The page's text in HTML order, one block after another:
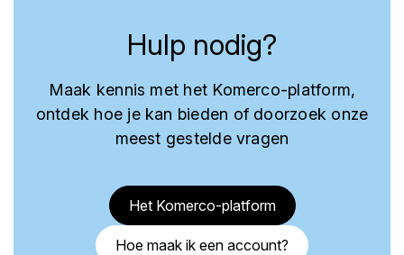
Hulp nodig?
Maak kennis met het Komerco-platform,
ontdek hoe je kan bieden of doorzoek onze
meest gestelde vragen
Het Komerco-platform
Hoe maak ik een account?